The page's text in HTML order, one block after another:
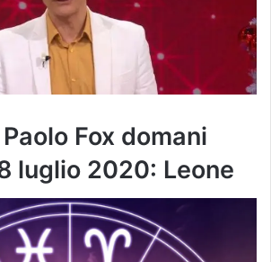
Fox domani
luglio 2020: Leone